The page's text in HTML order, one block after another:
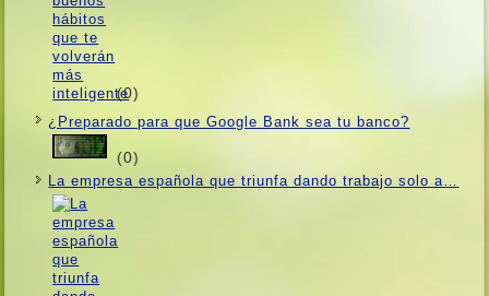
(0)
¿Preparado para que Google Bank sea tu banco?
(0)
La empresa española que triunfa dando trabajo solo a…